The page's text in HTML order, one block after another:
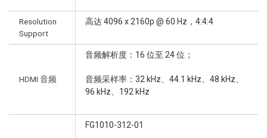
Resolution
Support
高达 4096 x 2160p @ 60 Hz，4:4:4
HDMI 音频
音频解析度：16 位至 24 位；
音频采样率：32 kHz、44.1 kHz、48 kHz、
96 kHz、192 kHz
FG1010-312-01